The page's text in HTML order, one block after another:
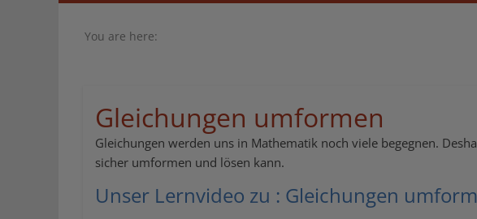
You are here:
Gleichungen umformen
Gleichungen werden uns in Mathematik noch viele begegnen.
sicher umformen und lösen kann.
Unser Lernvideo zu : Gleichungen